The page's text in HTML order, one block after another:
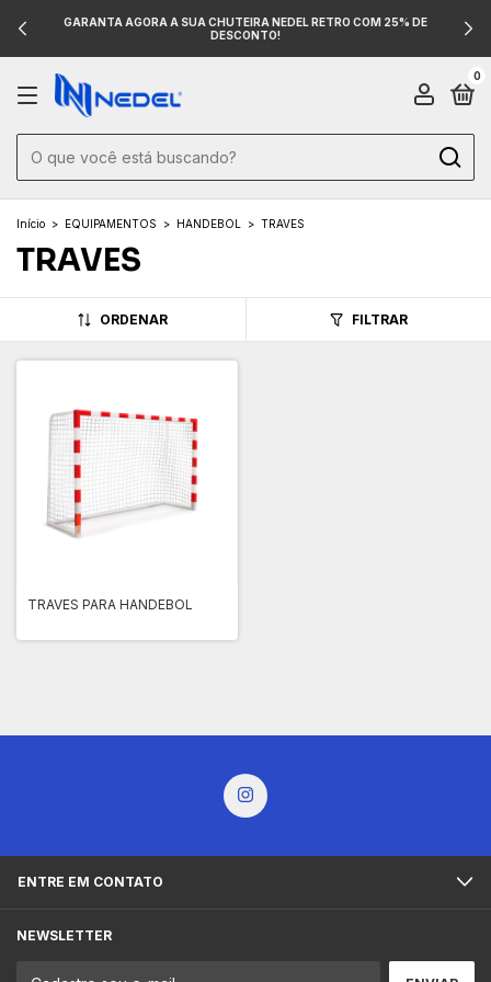
GARANTA AGORA A SUA CHUTEIRA NEDEL RETRO COM 25% DE
DESCONTO!
0
Início > EQUIPAMENTOS > HANDEBOL > TRAVES
TRAVES
ORDENAR FILTRAR
TRAVES PARA HANDEBOL
ENTRE EM CONTATO
NEWSLETTER